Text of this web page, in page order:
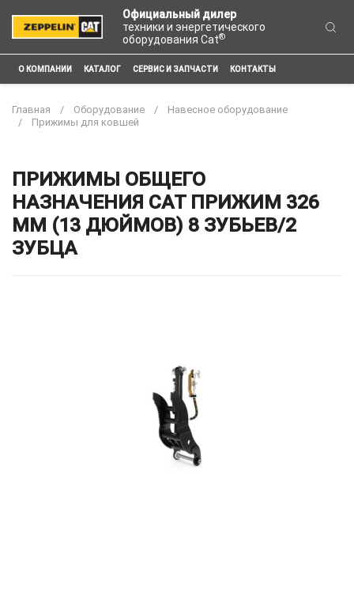
Официальный дилер
техники и энергетического
оборудования Cat®
О КОМПАНИИ КАТАЛОГ СЕРВИС И ЗАПЧАСТИ КОНТАКТЫ
Главная Оборудование
Навесное оборудование
Прижимы для ковшей
ПРИЖИМЫ ОБЩЕГО
НАЗНАЧЕНИЯ CAT ПРИЖИМ 326
ММ (13 ДЮЙМОВ) 8 ЗУБЬЕВ/2
ЗУБЦА